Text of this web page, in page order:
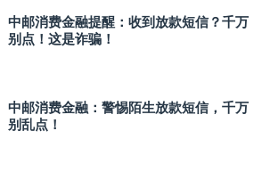
中邮消费金融提醒：收到放款短信？千万
别点！这是诈骗！
中邮消费金融：警惕陌生放款短信，千万
别乱点！